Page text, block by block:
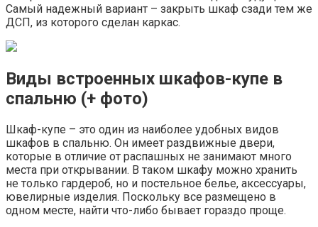
Самый надежный вариант – закрыть шкаф сзади тем же
ДСП, из которого сделан каркас.
Виды встроенных шкафов-купе в
спальню (+ фото)
Шкаф-купе – это один из наиболее удобных видов
шкафов в спальню. Он имеет раздвижные двери,
которые в отличие от распашных не занимают много
места при открывании. В таком шкафу можно хранить
не только гардероб, но и постельное белье, аксессуары,
ювелирные изделия. Поскольку все размещено в
одном месте, найти что-либо бывает гораздо проще.